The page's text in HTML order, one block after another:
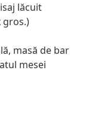
lăcuit
gros.)
masă de bar
mesei